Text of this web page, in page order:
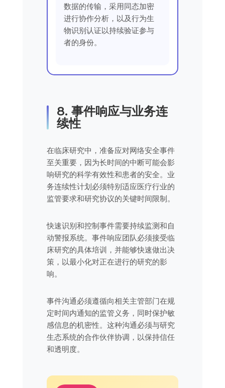
数据的传输，采用同态加密
进行协作分析，以及行为生
物识别认证以持续验证参与
者的身份。
8. 事件响应与业务连
续性
在临床研究中，准备应对网络安全事件
至关重要，因为长时间的中断可能会影
响研究的科学有效性和患者的安全。业
务连续性计划必须特别适应医疗行业的
监管要求和研究协议的关键时间限制。
快速识别和控制事件需要持续监测和自
动警报系统。事件响应团队必须接受临
床研究的具体培训，并能够快速做出决
策，以最小化对正在进行的研究的影
响。
事件沟通必须遵循向相关主管部门在规
定时间内通知的监管义务，同时保护敏
感信息的机密性。这种沟通必须与研究
生态系统的合作伙伴协调，以保持信任
和透明度。